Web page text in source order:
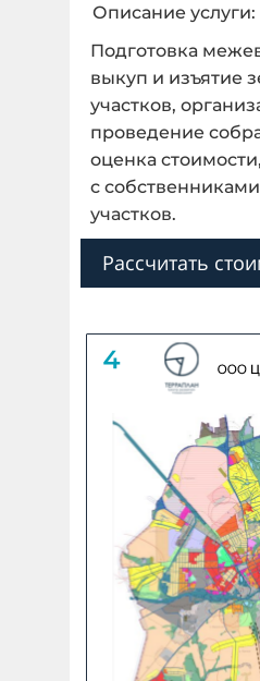
Описание услуги:
Подготовка
выкуп и изъятие
участков,
проведение
оценка
с
участков.
Рассчитать